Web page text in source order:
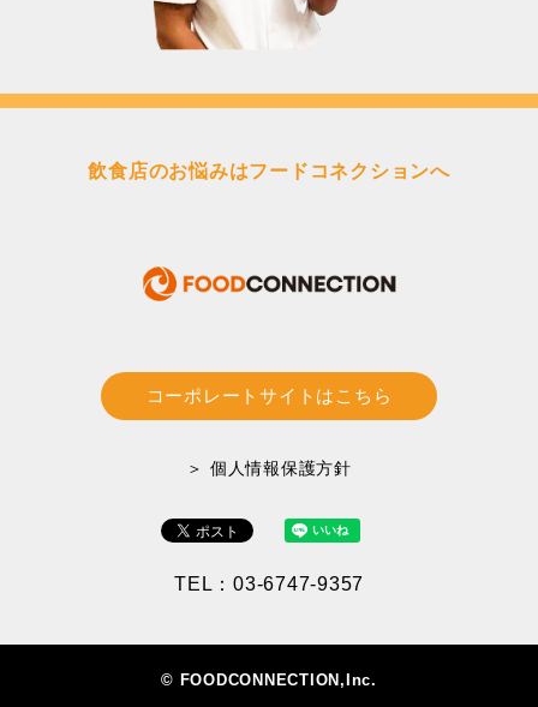
飲食店のお悩みはフードコネクションへ
コーポレートサイトはこちら
＞ 個人情報保護方針
TEL：03-6747-9357
© FOODCONNECTION,Inc.